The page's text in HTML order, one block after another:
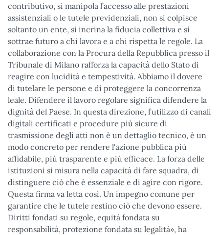
contributivo, si manipola l’accesso alle prestazioni
assistenziali o le tutele previdenziali, non si colpisce
soltanto un ente, si incrina la fiducia collettiva e si
sottrae futuro a chi lavora e a chi rispetta le regole. La
collaborazione con la Procura della Repubblica presso il
Tribunale di Milano rafforza la capacità dello Stato di
reagire con lucidità e tempestività. Abbiamo il dovere
di tutelare le persone e di proteggere la concorrenza
leale. Difendere il lavoro regolare significa difendere la
dignità del Paese. In questa direzione, l’utilizzo di canali
digitali certificati e procedure più sicure di
trasmissione degli atti non è un dettaglio tecnico, è un
modo concreto per rendere l'azione pubblica più
affidabile, più trasparente e più efficace. La forza delle
istituzioni si misura nella capacità di fare squadra, di
distinguere ciò che è essenziale e di agire con rigore.
Questa firma va letta così. Un impegno comune per
garantire che le tutele restino ciò che devono essere.
Diritti fondati su regole, equità fondata su
responsabilità, protezione fondata su legalità», ha